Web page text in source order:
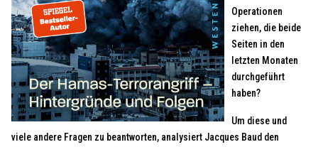
Operationen
ziehen, die beide
Seiten in den
letzten Monaten
durchgeführt
haben?
Um diese und
viele andere Fragen zu beantworten, analysiert Jacques Baud den